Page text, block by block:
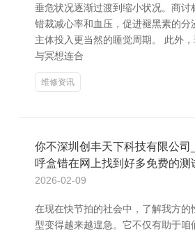
垂危状况逐渐过渡到缩小状况。商讨
错裁减心率和血压，促进褪黑素的分
主体投入更当然的睡觉周期。 此外
与冥想连合
维修资讯
你不深圳创丰天下科技有限公司
呼盒错在网上找到好多免费的测
2026-02-09
在现在快节拍的社会中，了解我方的
型变得越来越遑急。它不仅有助于咱